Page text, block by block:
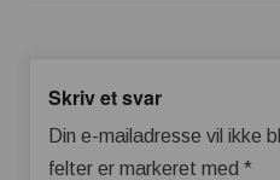
Skriv et svar
Din e-mailadresse vil ikke
felter er markeret med *